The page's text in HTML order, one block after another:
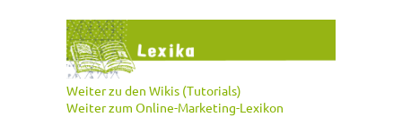
Weiter zu den Wikis (Tutorials)
Weiter zum Online-Marketing-Lexikon